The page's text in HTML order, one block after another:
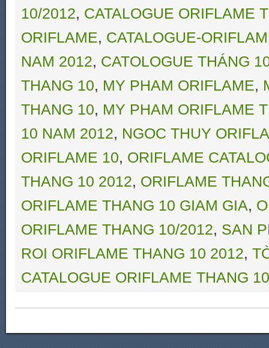
10/2012, CATALOGUE ORIFLAME
ORIFLAME, CATALOGUE-
NAM 2012, CATOLOGUE THÁNG
THANG 10, MY PHAM ORIFLAME,
THANG 10, MY PHAM ORIFLAME
10 NAM 2012, NGOC THUY
ORIFLAME 10, ORIFLAME
THANG 10 2012, ORIFLAME
ORIFLAME THANG 10 GIAM GIA,
ORIFLAME THANG 10/2012, SAN
ROI ORIFLAME THANG 10 2012,
CATALOGUE ORIFLAME THANG